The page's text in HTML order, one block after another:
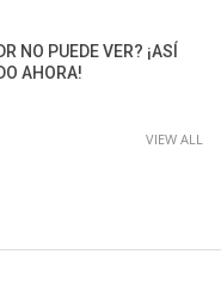
NO PUEDE VER? ¡ASÍ
AHORA!
VIEW ALL